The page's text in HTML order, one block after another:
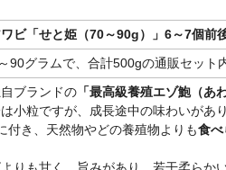
ビ「せと姫（70～90g）」6～7個前
90グラムで、合計500gの通販セット
ブランドの 「最高級養殖エゾ鮑（あ
は小粒ですが、成長途中の味わいがあ
付き、天然物やどの養殖物よりも食べ
よりも甘く、旨みがあり、若干柔らか